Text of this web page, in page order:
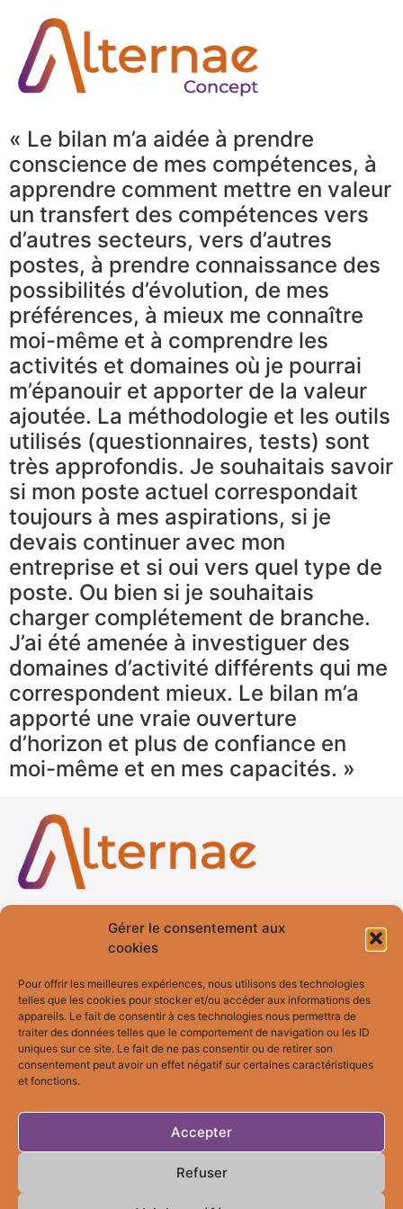
Gérer le consentement aux
cookies
Pour offrir les meilleures expériences, nous utilisons des technologies
telles que les cookies pour stocker et/ou accéder aux informations des
appareils. Le fait de consentir à ces technologies nous permettra de
traiter des données telles que le comportement de navigation ou les ID
uniques sur ce site. Le fait de ne pas consentir ou de retirer son
consentement peut avoir un effet négatif sur certaines caractéristiques
et fonctions.
Accepter
Refuser
« Le bilan m’a aidée à prendre
conscience de mes compétences, à
apprendre comment mettre en valeur
un transfert des compétences vers
d’autres secteurs, vers d’autres
postes, à prendre connaissance des
possibilités d’évolution, de mes
préférences, à mieux me connaître
moi-même et à comprendre les
activités et domaines où je pourrai
m’épanouir et apporter de la valeur
ajoutée. La méthodologie et les outils
utilisés (questionnaires, tests) sont
très approfondis. Je souhaitais savoir
si mon poste actuel correspondait
toujours à mes aspirations, si je
devais continuer avec mon
entreprise et si oui vers quel type de
poste. Ou bien si je souhaitais
charger complétement de branche.
J’ai été amenée à investiguer des
domaines d’activité différents qui me
correspondent mieux. Le bilan m’a
apporté une vraie ouverture
d’horizon et plus de confiance en
moi-même et en mes capacités. »
Accueil Services
Blog
Fresques
Témoignages
Bilan de
Compétences
Contact
06 60 05 19 55